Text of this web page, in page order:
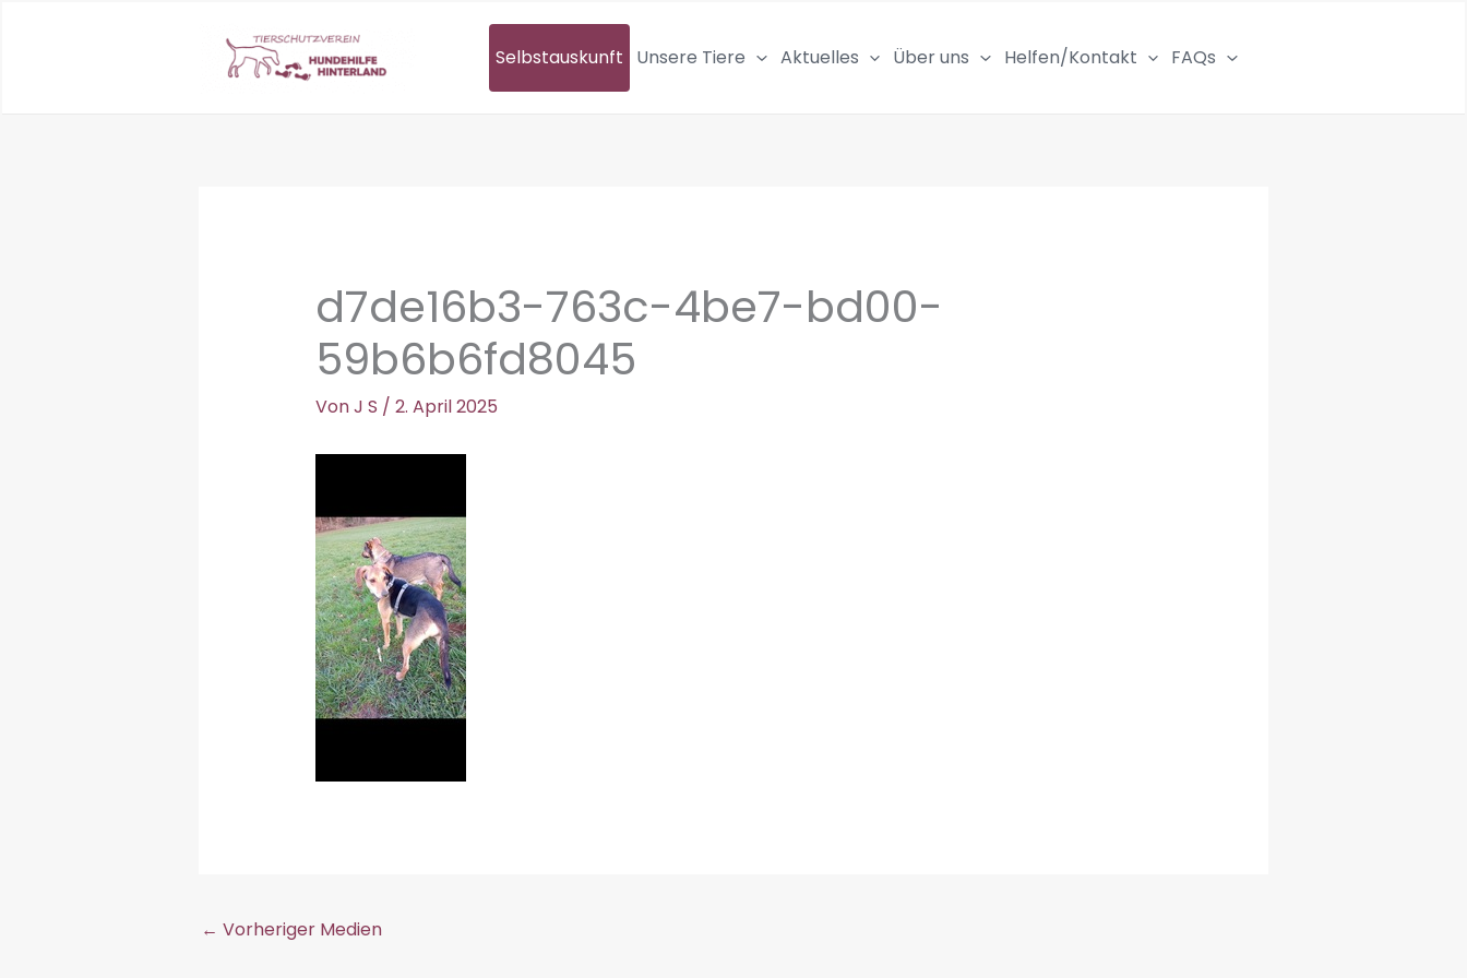
Selbstauskunft Unsere Tiere Aktuelles Über uns Helfen/Kontakt FAQs
d7de16b3-763c-4be7-bd00-
59b6b6fd8045
VonJ S / 2. April 2025
← Vorheriger Medien